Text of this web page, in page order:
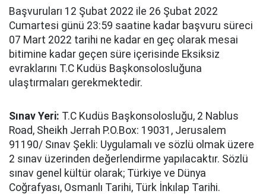
Başvuruları 12 Şubat 2022 ile 26 Şubat 2022
Cumartesi günü 23:59 saatine kadar başvuru süreci
07 Mart 2022 tarihi ne kadar en geç olarak mesai
bitimine kadar geçen süre içerisinde Eksiksiz
evraklarını T.C Kudüs Başkonsolosluğuna
ulaştırmaları gerekmektedir.
Sınav Yeri: T.C Kudüs Başkonsolosluğu, 2 Nablus
Road, Sheikh Jerrah P.O.Box: 19031, Jerusalem
91190/ Sınav Şekli: Uygulamalı ve sözlü olmak üzere
2 sınav üzerinden değerlendirme yapılacaktır. Sözlü
sınav genel kültür olarak; Türkiye ve Dünya
Coğrafyası, Osmanlı Tarihi, Türk İnkılap Tarihi.